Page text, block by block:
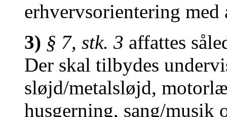
erhvervsorientering med
3) § 7, stk. 3 affattes
Der skal tilbydes
sløjd/metalsløjd,
husgerning, sang/musik